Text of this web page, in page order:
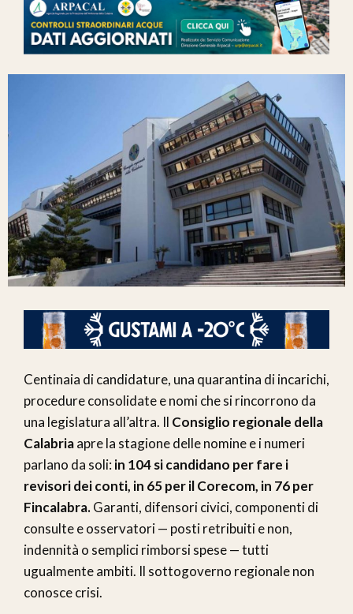
Centinaia di candidature, una quarantina di incarichi,
procedure consolidate e nomi che si rincorrono da
una legislatura all’altra. Il Consiglio regionale della
Calabriaapre la stagione delle nomine e i numeri
parlano da soli: in 104 si candidano per fare i
revisori dei conti, in 65 per il Corecom, in 76 per
Fincalabra.Garanti, difensori civici, componenti di
consulte e osservatori — posti retribuiti e non,
indennità o semplici rimborsi spese — tutti
ugualmente ambiti. Il sottogoverno regionale non
conosce crisi.